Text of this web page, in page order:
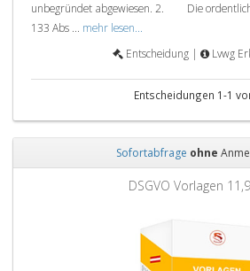
unbegründet abgewiesen. 2. Die
133 Abs ... mehr lesen...
Entscheidung |
Lvwg
Entscheidungen 1-1
Sofortabfrage ohne
DSGVO Vorlagen